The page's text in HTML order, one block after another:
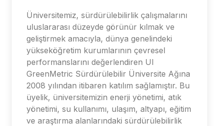
Üniversitemiz, sürdürülebilirlik çalışmalarını
uluslararası düzeyde görünür kılmak ve
geliştirmek amacıyla, dünya genelindeki
yükseköğretim kurumlarının çevresel
performanslarını değerlendiren UI
GreenMetric Sürdürülebilir Üniversite Ağına
2008 yılından itibaren katılım sağlamıştır. Bu
üyelik, üniversitemizin enerji yönetimi, atık
yönetimi, su kullanımı, ulaşım, altyapı, eğitim
ve araştırma alanlarındaki sürdürülebilirlik